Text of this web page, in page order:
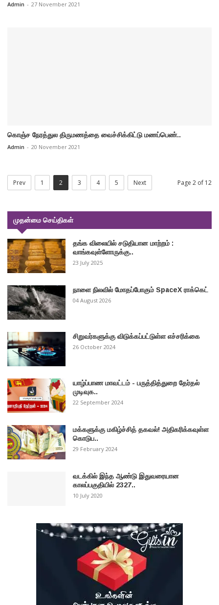
Admin - 27 November 2021
கொஞ்ச நேரத்துல திருமணத்தை வைச்சிக்கிட்டு மணப்பெண்..
Admin - 20 November 2021
Prev 1 2 3 4 5 Next Page 2 of 12
முதன்மை செய்திகள்
தங்க விலையில் சடுதியான மாற்றம் :
வாங்கவுள்ளோருக்கு..
23 July 2025
நாளை நிலவில் மோதப்போகும் SpaceX ராக்கெட்
04 August 2026
சிறுவர்களுக்கு விடுக்கப்பட்டுள்ள எச்சரிக்கை
26 October 2024
யாழ்ப்பாண மாவட்டம் - பருத்தித்துறை தேர்தல்
முடிவுக..
22 September 2024
மக்களுக்கு மகிழ்ச்சித் தகவல்! அதிகரிக்கவுள்ள
கொடுப..
29 February 2024
வடக்கில் இந்த ஆண்டு இதுவரையான
காலப்பகுதியில் 2327..
10 July 2020